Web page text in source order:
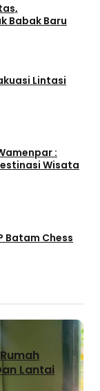
Babak Baru
Lintasi
:
Wisata
Batam Chess
Lantai